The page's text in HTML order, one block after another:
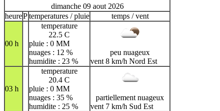
dimanche 09 aout 2026
heurePtemperatures / pluie temps / vent
00 h
temperature
22.5 C
pluie : 0 MM
nuages : 12 %
humidite : 23 %
peu nuageux
vent 8 km/h Nord Est
03 h
temperature
20.4 C
pluie : 0 MM
nuages : 35 %
humidite : 25 %
partiellement nuageux
vent 7 km/h Sud Est